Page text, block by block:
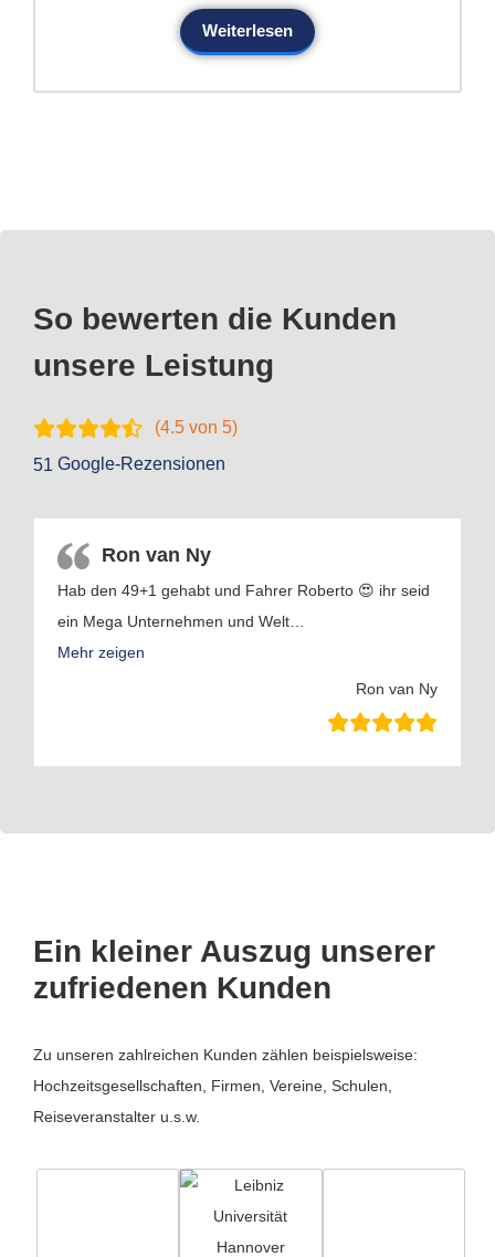
Weiterlesen
So bewerten die Kunden
unsere Leistung
(4.5 von 5)
51 Google-Rezensionen
Ron van Ny
Hab den 49+1 gehabt und Fahrer Roberto 😍 ihr seid
ein Mega Unternehmen und Welt
Mehr zeigen
Ron van Ny
Ein kleiner Auszug unserer
zufriedenen Kunden
Zu unseren zahlreichen Kunden zählen beispielsweise:
Hochzeitsgesellschaften, Firmen, Vereine, Schulen,
Reiseveranstalter u.s.w.